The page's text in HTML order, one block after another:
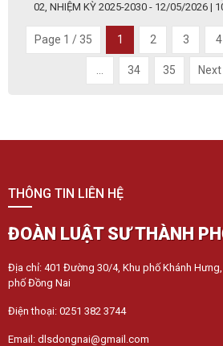
02, NHIỆM KỲ 2025-2030 - 12/05/2026 |
Page 1 / 35 1 2 3 4
34 35 Next
THÔNG TIN LIÊN HỆ
ĐOÀN LUẬT SƯ THÀNH
Địa chỉ: 401 Đường 30/4, Khu phố Khánh Hưng,
phố Đồng Nai
Điện thoại: 0251 382 3744
Email: dlsdongnai@gmail.com